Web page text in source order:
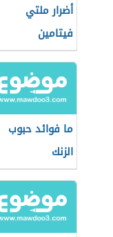
أضرار ملتي
فيتامين
ما فوائد حبوب
الزنك